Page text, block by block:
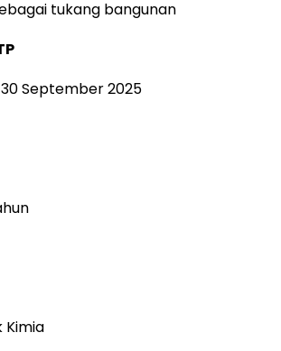
tukang bangunan
September 2025
Kimia